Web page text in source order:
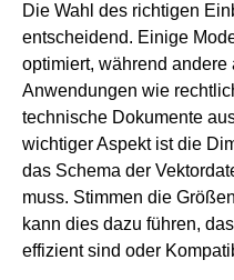
Die Wahl des richtigen
entscheidend. Einige
optimiert, während andere
Anwendungen wie
technische Dokumente
wichtiger Aspekt ist die
das Schema der
muss. Stimmen die
kann dies dazu führen,
effizient sind oder